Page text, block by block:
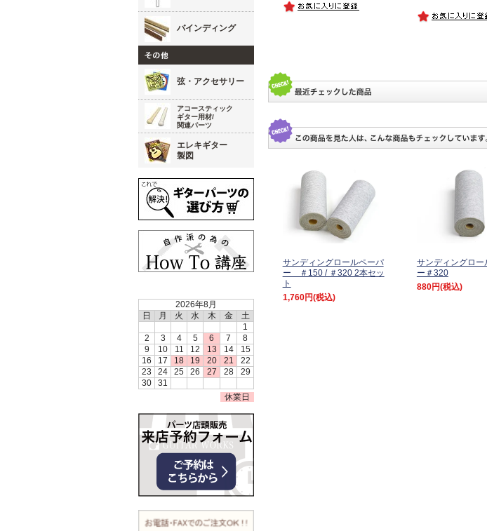
バインディング
弦・アクセサリー
アコースティック
ギター用材/
関連パーツ
エレキギター
製図
2026年8月
日
月 火 水 木 金
土
1
2
3 4 5 6 7
8
9
10 11 12 13 14
15
16
17 18 19 20 21
22
23
24 25 26 27 28
29
30
31
休業日
サンディングロールペーパ
ー ＃150 / ＃320 2本セッ
ト
1,760円(税込)
サンディングロー
ー＃320
880円(税込)